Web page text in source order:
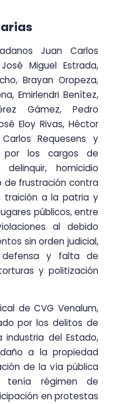
Juan Carlos
Miguel Estrada,
Brayan Oropeza,
Emirlendri Benítez,
Gámez, Pedro
Eloy Rivas, Héctor
Requesens y
por los cargos de
homicidio
de frustración contra
traición a la patria y
públicos, entre
al debido
sin orden judicial,
y falta de
y politización
de CVG Venalum,
por los delitos de
industria del Estado,
a la propiedad
de la vía pública
tenía régimen de
en protestas